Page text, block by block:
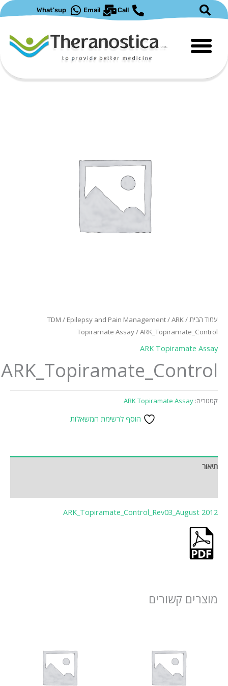
Call
Email
What'sup
עמוד הבית/
TDM / Epilepsy and Pain Management/ARK
Topiramate Assay/ ARK_Topiramate_Control
ARK Topiramate Assay
ARK_Topiramate_Control
קטגוריה: ARK Topiramate Assay
הוסף לרשימת המשאלות
תיאור
ARK_Topiramate_Control_Rev03_August 2012
מוצרים קשורים